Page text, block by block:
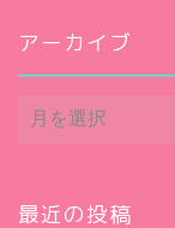
アーカイブ
ア
ー
ブ
最近の投稿